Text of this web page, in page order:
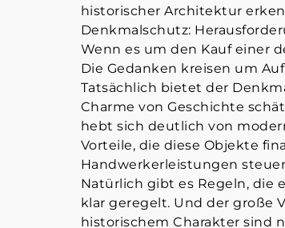
historischer Architektur
Denkmalschutz:
Wenn es um den Kauf einer
Die Gedanken kreisen um
Tatsächlich bietet der
Charme von Geschichte
hebt sich deutlich von
Vorteile, die diese Objekte
Handwerkerleistungen
Natürlich gibt es Regeln, die
klar geregelt. Und der große
historischem Charakter sind